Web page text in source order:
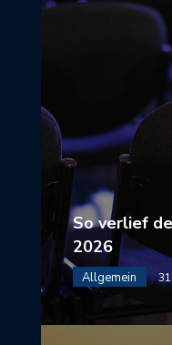
So verlief
2026
Allgemein